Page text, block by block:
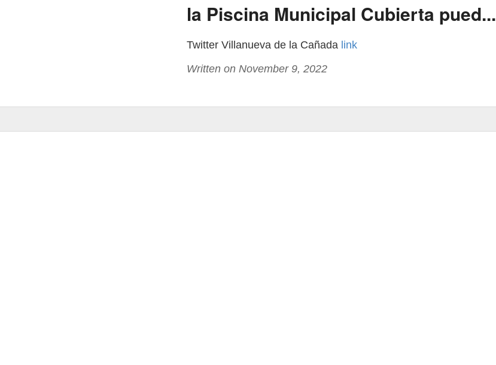
la Piscina Municipal Cubierta pued...
Twitter Villanueva de la Cañada link
Written on November 9, 2022